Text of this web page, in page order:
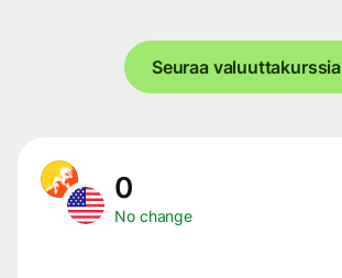
Seuraa valuuttakurssia
0
No change